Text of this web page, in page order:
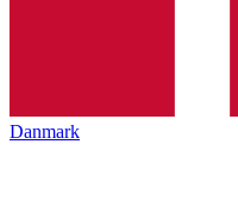
Danmark